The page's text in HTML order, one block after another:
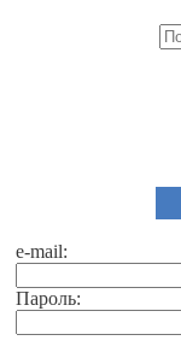
e-mail:
Пароль: